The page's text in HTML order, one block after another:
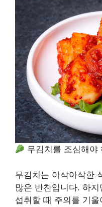
무김치를 조심해야
무김치는 아삭아삭한
많은 반찬입니다. 하
섭취할 때 주의를 기